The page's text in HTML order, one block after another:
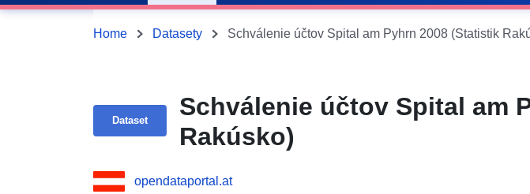
Home Datasety Schválenie účtov Spital am Pyhrn 2008 (Statistik
Dataset
Schválenie účtov Spital am
Rakúsko)
opendataportal.at